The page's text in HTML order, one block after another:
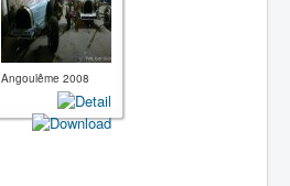
Angoulême 2008